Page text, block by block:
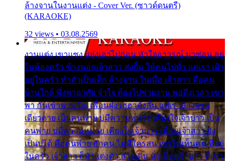
ล้างจานในงานแต่ง - Cover Ver. (ซาวด์ดนตรี)
(KARAOKE)
32 views • 03.08.2569
งานแต่ง เขาแซง แย่งเอาไปก่อน หัวใจอาวรณ์ มาซ่อน อยู่
ในห้องครัว ข้างนอกเจ้าสาว ส่งยิ้ม ให้คนไปทั่ว แต่เรา เฝ้า
อยู่ในครัว ทำตัวเป็นเด็ก ล้างจาน ในเมื่อ เจ้าสาว คือคน
บ้านใกล้ พึ่งพาอาศัย จำใจ ต้องไปช่วยงาน พอถึงเวลา เขา
พา กันเข้าพาขวัญ เพื่อนฝูง เฮฮาดังลั่น แต่เราล้างจาน
เดียวดาย เป็นคนพ่าย บ่มีความหมาย เคียงใจเจ้าบ่าว เป็น
คนพ่าย บ่มีความหมาย เคียงใจเจ้าบ่าว เพื่อนเจ้าสาว ยัง
เป็นบ่ได้ คือคนพ่าย ฮักคน ไม่มีใครสน เขาไม่เห็นคน ที่อยู่
ในครัว เจ้าสาว ก็มัวแต่งตัว สวยเด่น นั่งเคียงเจ้าบ่าว ที่เขา